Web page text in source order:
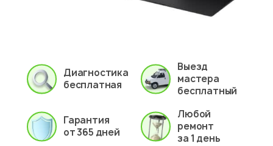
Диагностика
бесплатная
Выезд
мастера
бесплатный
Гарантия
от 365 дней
Любой
ремонт
за 1 день